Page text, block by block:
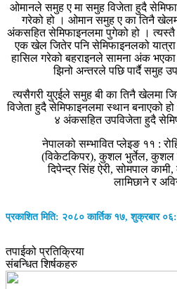
ओमानले समुह ए मा समुह विजेता हुदै
गरेको हो । ओमान समुह ए का तिनै
अंकसहित सेमिफाइनलमा पुगेको हो ।
एक खेल जितेर पनि सेमिफाइनलको
हासिल गरेको बहराइनले सामना अंक
झिनो अन्तरले पछि पार्दै समुह
त्यसैगरी युएईले समुह बी का तिनै खेलमा
विजेता हुदै सेमिफाइनलमा स्थान बनाएको
४ अंकसहित उपविजेता हुदै
नेपालको सम्भावित प्लेइङ ११ :
(विकेटकिपर), कुशल भुर्तेल, कुशल
दिपेन्द्र सिंह ऐरी, सोमपाल
लामिछाने र
प्रकाशित मिति: २०८० कार्तिक १७, शुक्रबार
तपाईको प्रतिक्रिया
संबन्धित शिर्षकहरु